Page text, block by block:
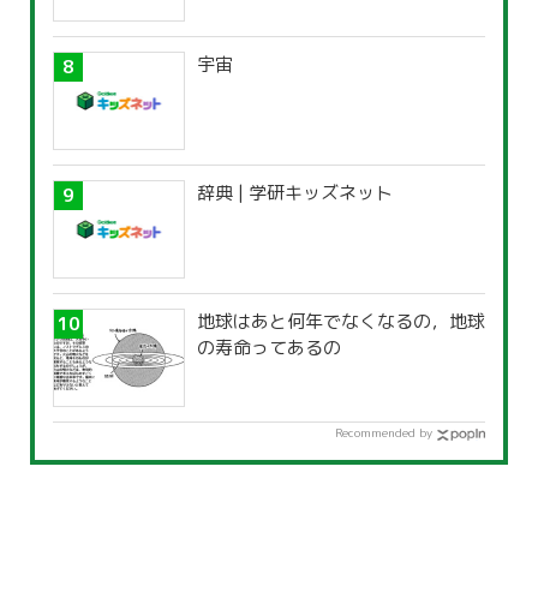
宇宙
辞典 | 学研キッズネット
地球はあと何年でなくなるの，地球
の寿命ってあるの
Recommended by